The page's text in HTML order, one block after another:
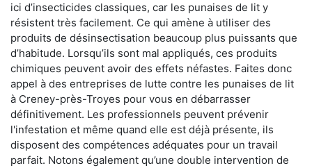
ici d’insecticides classiques, car les punaises de lit y
résistent très facilement. Ce qui amène à utiliser des
produits de désinsectisation beaucoup plus puissants que
d’habitude. Lorsqu’ils sont mal appliqués, ces produits
chimiques peuvent avoir des effets néfastes. Faites donc
appel à des entreprises de lutte contre les punaises de lit
à Creney-près-Troyes pour vous en débarrasser
définitivement. Les professionnels peuvent prévenir
l'infestation et même quand elle est déjà présente, ils
disposent des compétences adéquates pour un travail
parfait. Notons également qu’une double intervention de